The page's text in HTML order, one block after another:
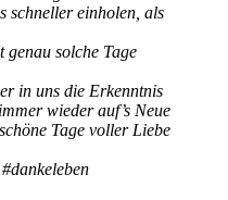
schneller einholen, als
solche Tage
in uns die Erkenntnis
wieder auf’s Neue
Tage voller Liebe